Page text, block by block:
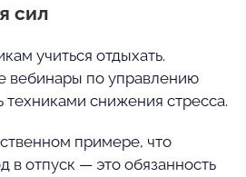
сил
учиться отдыхать.
вебинары по управлению
снижения стресса.
примере, что
в отпуск — это обязанность